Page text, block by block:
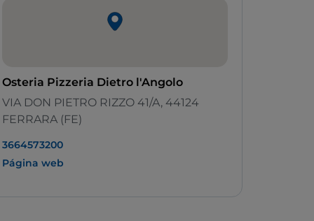
Osteria Pizzeria Dietro l'Angolo
VIA DON PIETRO RIZZO 41/A, 44124
FERRARA (FE)
3664573200
Página web